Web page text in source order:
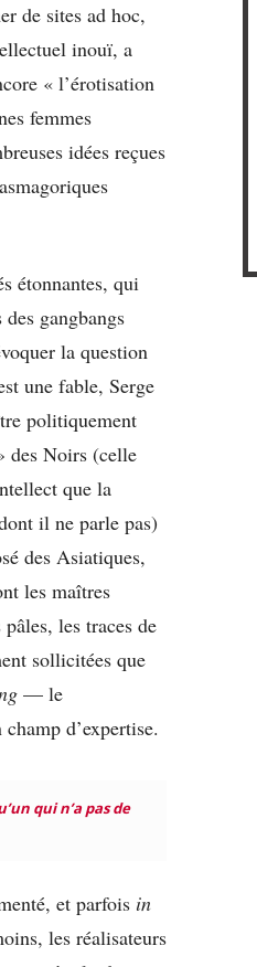
de sites ad hoc,
inouï, a
« l’érotisation
femmes
idées reçues
étonnantes, qui
gangbangs
la question
une fable, Serge
politiquement
des Noirs (celle
que la
il ne parle pas)
des Asiatiques,
les maîtres
les traces de
sollicitées que
— le
d’expertise.
qui n’a pas de
et parfois in
les réalisateurs